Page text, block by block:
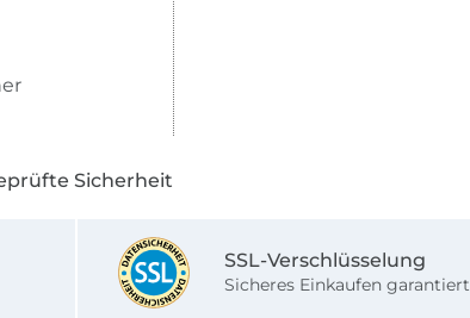
Sicherheit
SSL-Verschlüsselung
Sicheres Einkaufen garantiert